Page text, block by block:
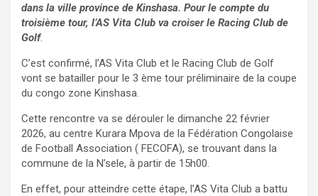
dans la ville province de Kinshasa. Pour le compte du
troisième tour, l’AS Vita Club va croiser le Racing Club de
Golf.
C’est confirmé, l’AS Vita Club et le Racing Club de Golf
vont se batailler pour le 3 ème tour préliminaire de la coupe
du congo zone Kinshasa.
Cette rencontre va se dérouler le dimanche 22 février
2026, au centre Kurara Mpova de la Fédération Congolaise
de Football Association ( FECOFA), se trouvant dans la
commune de la N’sele, à partir de 15h00.
En effet, pour atteindre cette étape, l’AS Vita Club a battu